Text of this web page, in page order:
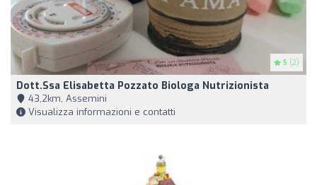
5 (2)
Dott.ssa Elisabetta Pozzato Biologa Nutrizionista
43,2km, Assemini
Visualizza informazioni e contatti